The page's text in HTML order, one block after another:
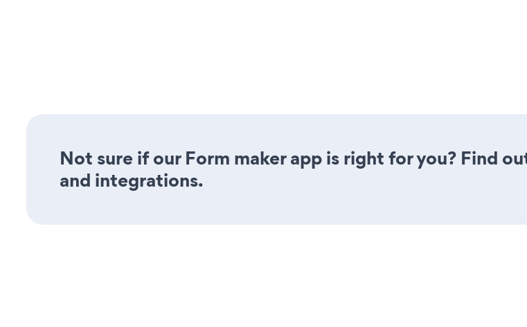
Not sure if our Form maker app is right for you? Find
and integrations.